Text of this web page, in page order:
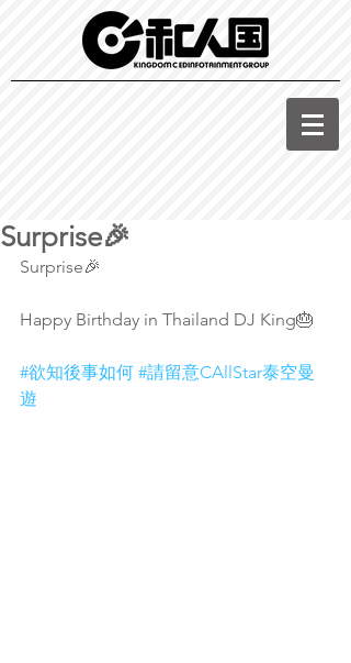
Surprise🎉
Surprise🎉
Happy Birthday in Thailand DJ King🎂
#欲知後事如何 #請留意CAllStar泰空曼
遊